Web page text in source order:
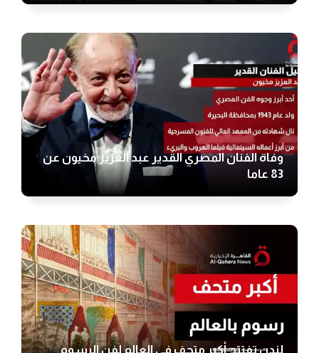
وفاة الفنان المصري القدير عبد العزيز مخيون عن
83 عاما
لندن تفتتح أكبر متحف في العالم لفن الرسوم